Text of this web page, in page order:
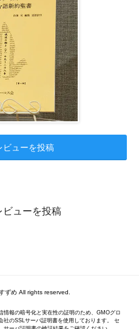
ビューを投稿
ビューを投稿
ずめ All rights reserved.
情報の暗号化と実在性の証明のため、GMOグロ
社のSSLサーバ証明書を使用しております。 セ